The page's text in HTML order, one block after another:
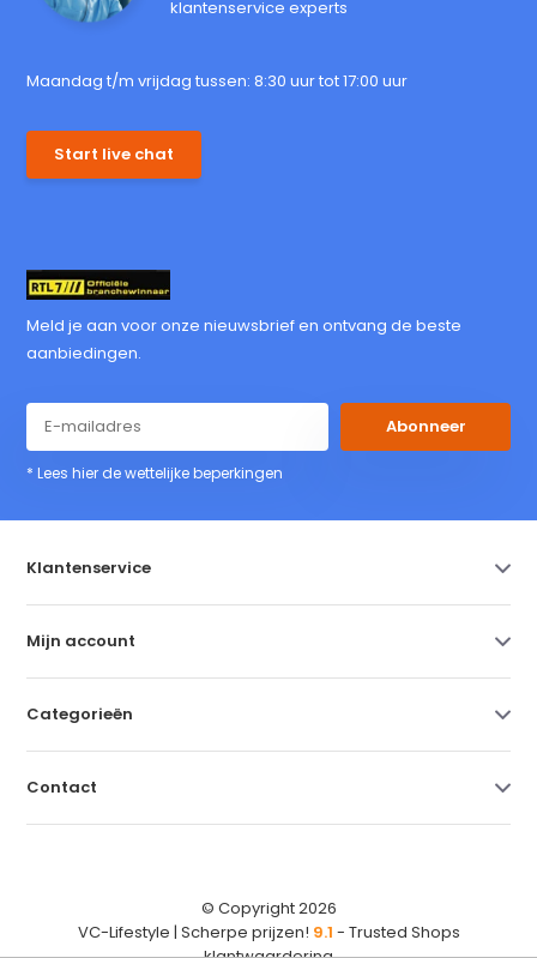
klantenservice experts
Maandag t/m vrijdag tussen: 8:30 uur tot 17:00 uur
Start live chat
Meld je aan voor onze nieuwsbrief en ontvang de beste
aanbiedingen.
Abonneer
* Lees hier de wettelijke beperkingen
Klantenservice
Mijn account
Categorieën
Contact
© Copyright 2026
VC-Lifestyle | Scherpe prijzen! 9.1 - Trusted Shops